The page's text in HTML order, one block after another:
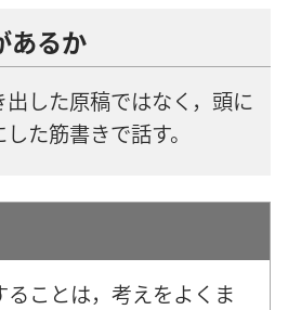
あるか
した原稿ではなく，頭に
た筋書きで話す。
ことは，考えをよくま